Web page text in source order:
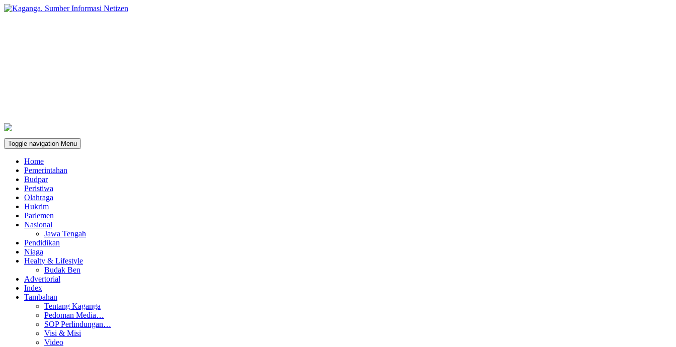
Toggle navigation Menu
Home
Pemerintahan
Budpar
Peristiwa
Olahraga
Hukrim
Parlemen
Nasional
Jawa Tengah
Pendidikan
Niaga
Healty & Lifestyle
Budak Ben
Advertorial
Index
Tambahan
Tentang Kaganga
Pedoman Media…
SOP Perlindungan…
Visi & Misi
Video